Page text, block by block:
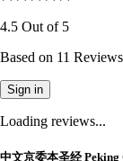
4.5 Out of 5
Based on 11 Reviews
Sign in
Loading reviews...
中文京委本圣经